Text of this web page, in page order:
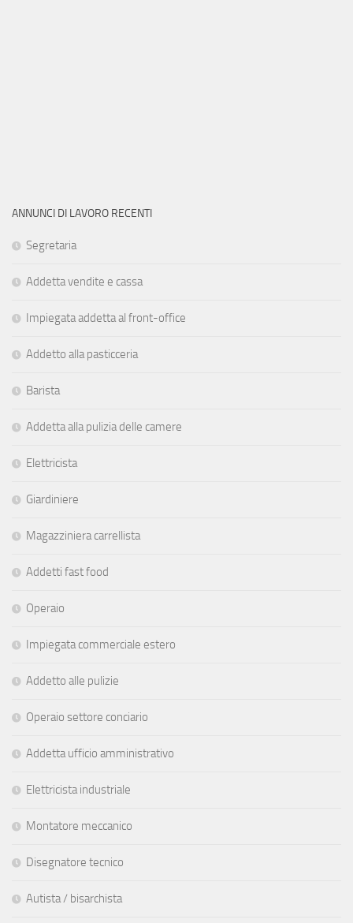
ANNUNCI DI LAVORO RECENTI
Segretaria
Addetta vendite e cassa
Impiegata addetta al front-office
Addetto alla pasticceria
Barista
Addetta alla pulizia delle camere
Elettricista
Giardiniere
Magazziniera carrellista
Addetti fast food
Operaio
Impiegata commerciale estero
Addetto alle pulizie
Operaio settore conciario
Addetta ufficio amministrativo
Elettricista industriale
Montatore meccanico
Disegnatore tecnico
Autista / bisarchista